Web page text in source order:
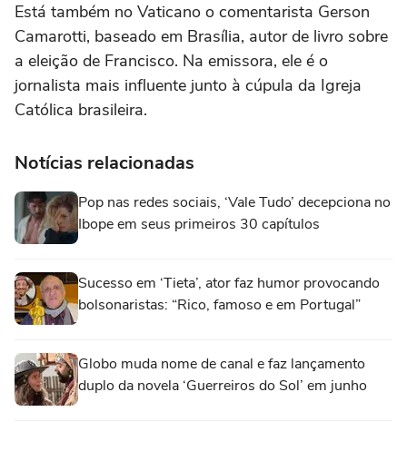
Está também no Vaticano o comentarista Gerson
Camarotti, baseado em Brasília, autor de livro sobre
a eleição de Francisco. Na emissora, ele é o
jornalista mais influente junto à cúpula da Igreja
Católica brasileira.
Notícias relacionadas
Pop nas redes sociais, ‘Vale Tudo’ decepciona no
Ibope em seus primeiros 30 capítulos
Sucesso em ‘Tieta’, ator faz humor provocando
bolsonaristas: “Rico, famoso e em Portugal”
Globo muda nome de canal e faz lançamento
duplo da novela ‘Guerreiros do Sol’ em junho